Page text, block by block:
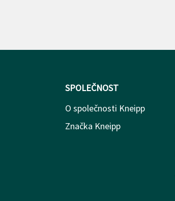
SPOLEČNOST
O společnosti Kneipp
Značka Kneipp